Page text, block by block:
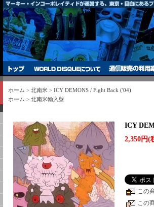
ホーム > 北南米 > ICY DEMONS / Fight Back ('04)
ホーム > 北南米輸入盤
ICY
2,350円(
この
この